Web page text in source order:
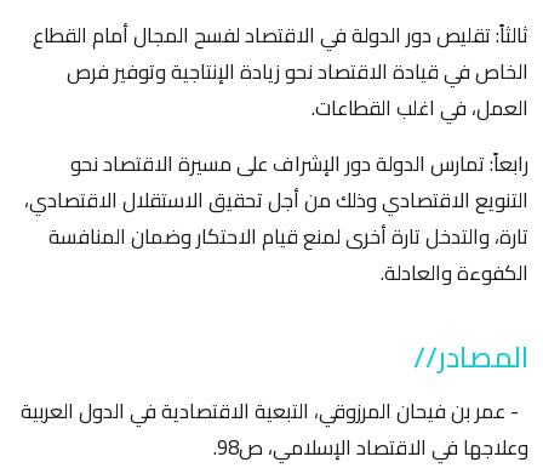
ثالثاً: تقليص دور الدولة في الاقتصاد لفسح المجال أمام القطاع
الخاص في قيادة الاقتصاد نحو زيادة الإنتاجية وتوفير فرص
العمل، في اغلب القطاعات.
رابعاً: تمارس الدولة دور الإشراف على مسيرة الاقتصاد نحو
التنويع الاقتصادي وذلك من أجل تحقيق الاستقلال الاقتصادي،
تارة، والتدخل تارة أخرى لمنع قيام الاحتكار وضمان المنافسة
الكفوءة والعادلة.
المصادر//
- عمر بن فيحان المرزوقي، التبعية الاقتصادية في الدول العربية
وعلاجها في الاقتصاد الإسلامي، ص98.